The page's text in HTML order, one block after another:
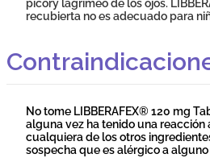
picory lagrimeo de los ojos.
recubierta no es adecuado para
No tome LIBBERAFEX® 120 mg
alguna vez ha tenido una reacción
cualquiera de los otros
sospecha que es alérgico a